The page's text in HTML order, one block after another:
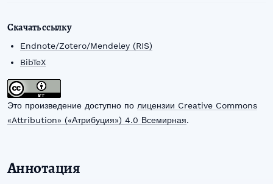
Скачать ссылку
Endnote/Zotero/Mendeley (RIS)
BibTeX
Это произведение доступно по лицензии Creative Commons
«Attribution» («Атрибуция») 4.0 Всемирная.
Аннотация